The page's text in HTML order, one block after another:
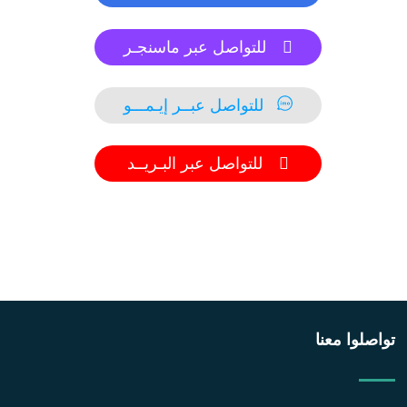
للتواصل عبر ماسنجـر
للتواصل عبــر إيـمـــو
للتواصل عبر البـريــد
تواصلوا معنا